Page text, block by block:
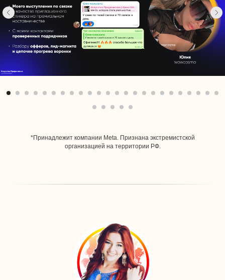
*Принадлежит компании Meta. Признана экстремистской
организацией на территории РФ.